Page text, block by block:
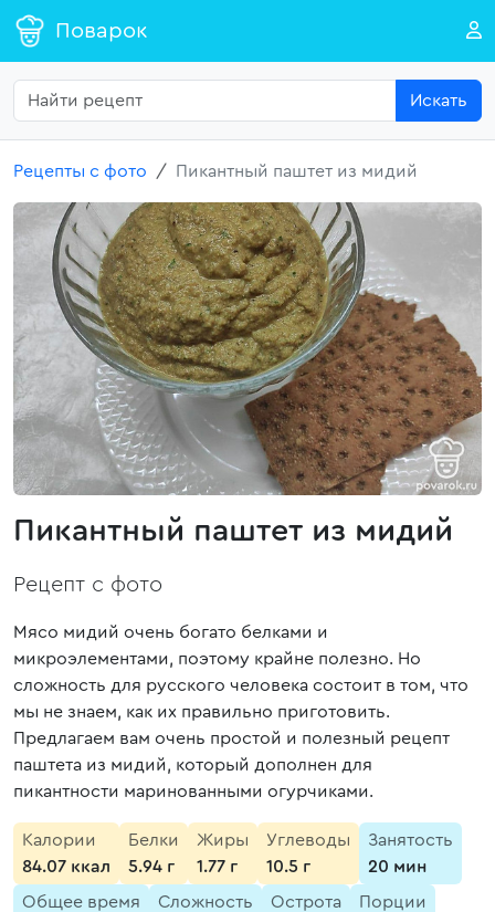
Поварок
Искать
Рецепты с фото Пикантный паштет из мидий
Пикантный паштет из мидий
Рецепт с фото
Мясо мидий очень богато белками и
микроэлементами, поэтому крайне полезно. Но
сложность для русского человека состоит в том, что
мы не знаем, как их правильно приготовить.
Предлагаем вам очень простой и полезный рецепт
паштета из мидий, который дополнен для
пикантности маринованными огурчиками.
Калории
84.07 ккал
Белки
5.94 г
Жиры
1.77 г
Углеводы
10.5 г
Занятость
20 мин
Общее время
Сложность
Острота
Порции